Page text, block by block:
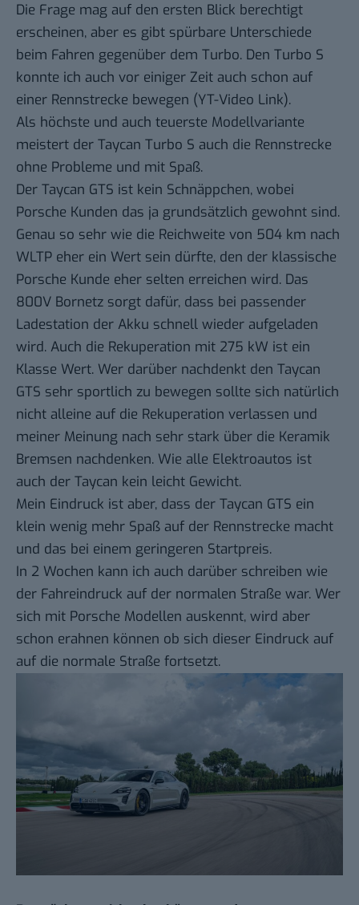
Die Frage mag auf den ersten Blick berechtigt
erscheinen, aber es gibt spürbare Unterschiede
beim Fahren gegenüber dem Turbo. Den Turbo S
konnte ich auch vor einiger Zeit auch schon auf
einer Rennstrecke bewegen (YT-Video Link).
Als höchste und auch teuerste Modellvariante
meistert der Taycan Turbo S auch die Rennstrecke
ohne Probleme und mit Spaß.
Der Taycan GTS ist kein Schnäppchen, wobei
Porsche Kunden das ja grundsätzlich gewohnt sind.
Genau so sehr wie die Reichweite von 504 km nach
WLTP eher ein Wert sein dürfte, den der klassische
Porsche Kunde eher selten erreichen wird. Das
800V Bornetz sorgt dafür, dass bei passender
Ladestation der Akku schnell wieder aufgeladen
wird. Auch die Rekuperation mit 275 kW ist ein
Klasse Wert. Wer darüber nachdenkt den Taycan
GTS sehr sportlich zu bewegen sollte sich natürlich
nicht alleine auf die Rekuperation verlassen und
meiner Meinung nach sehr stark über die Keramik
Bremsen nachdenken. Wie alle Elektroautos ist
auch der Taycan kein leicht Gewicht.
Mein Eindruck ist aber, dass der Taycan GTS ein
klein wenig mehr Spaß auf der Rennstrecke macht
und das bei einem geringeren Startpreis.
In 2 Wochen kann ich auch darüber schreiben wie
der Fahreindruck auf der normalen Straße war. Wer
sich mit Porsche Modellen auskennt, wird aber
schon erahnen können ob sich dieser Eindruck auf
auf die normale Straße fortsetzt.